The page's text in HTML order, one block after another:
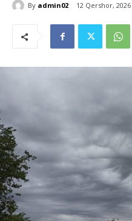
By admin02 12 Qershor, 2026